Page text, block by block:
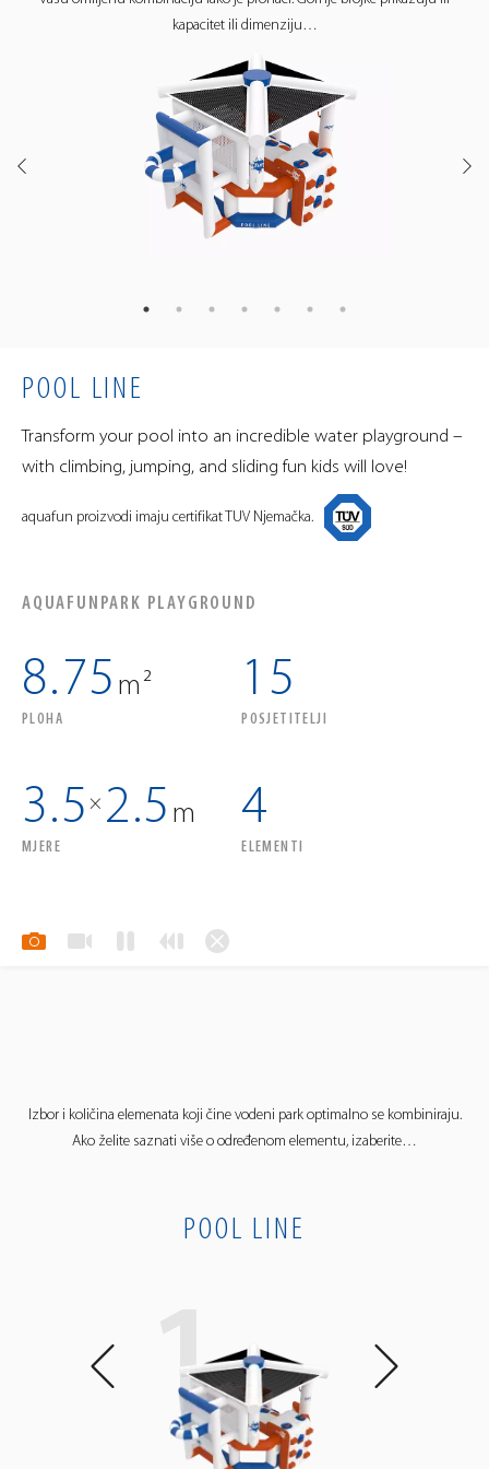
kapacitet ili dimenziju…
OTKRIJTE ZABAVU NA
YOUTUBE
YOUTUBE
POOL LINE
Transform your pool into an incredible water playground –
with climbing, jumping, and sliding fun kids will love!
aquafun proizvodi imaju certifikat TUV Njemačka.
AQUAFUNPARK PLAYGROUND
8.75 m²
PLOHA
15
POSJETITELJI
3.5 × 2.5 m
MJERE
4
ELEMENTI
Izbor i količina elemenata koji čine vodeni park optimalno se kombiniraju.
Ako želite saznati više o određenom elementu, izaberite…
POOL LINE
1 1